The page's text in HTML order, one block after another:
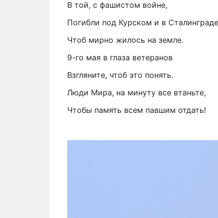
В той, с фашистом войне,
Погибли под Курском и в Сталинграде
Чтоб мирно жилось на земле.
9-го мая в глаза ветеранов
Взгляните, чтоб это понять.
Люди Мира, на минуту все втаньте,
Чтобы память всем павшим отдать!